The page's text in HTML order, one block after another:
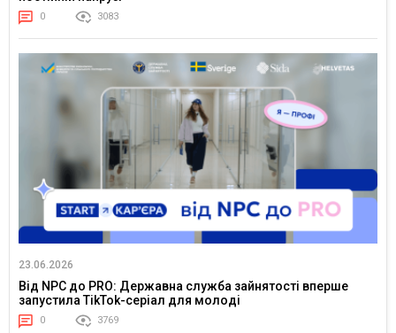
0 3083
23.06.2026
Від NPC до PRO: Державна служба зайнятості вперше
запустила TikTok-серіал для молоді
0 3769